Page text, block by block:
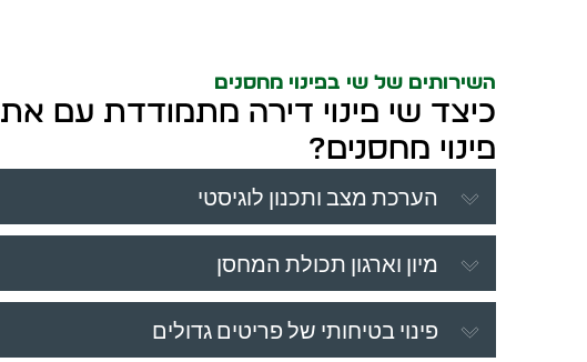
השירותים של שי בפינוי מחסנים
כיצד שי פינוי דירה מתמודדת עם
פינוי מחסנים?
הערכת מצב ותכנון לוגיסטי
מיון וארגון תכולת המחסן
פינוי בטיחותי של פריטים גדולים